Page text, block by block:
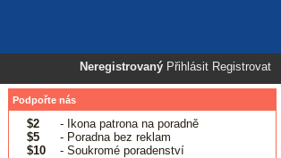
Neregistrovaný Přihlásit Registrovat
Podpořte nás
$2
- Ikona patrona na poradně
$5
- Poradna bez reklam
$10
- Soukromé poradenství